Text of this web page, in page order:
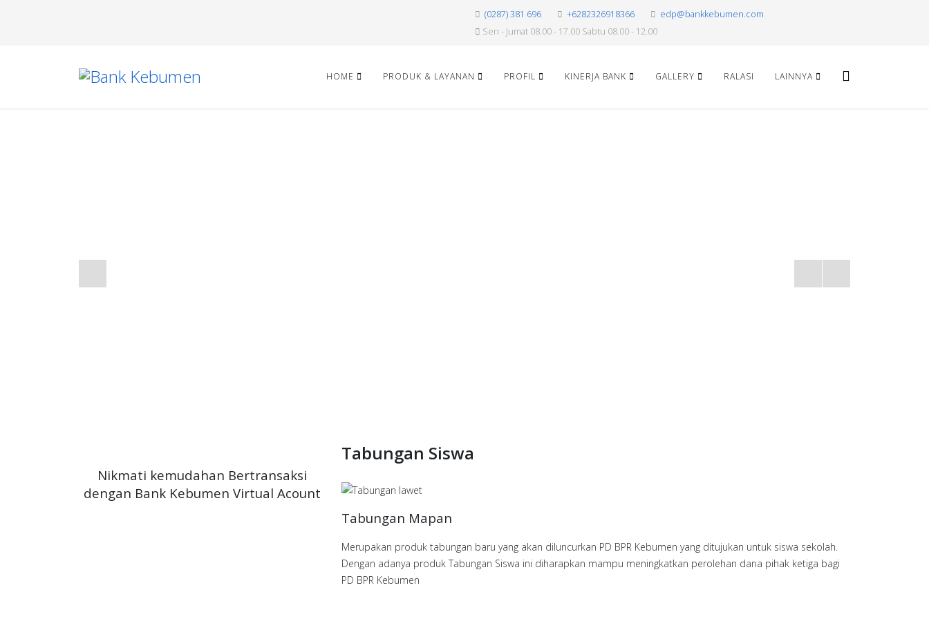
(0287) 381 696 +6282326918366
edp@bankkebumen.com
Sen - Jumat 08.00 - 17.00 Sabtu 08.00 - 12.00
HOME PRODUK & LAYANAN PROFIL KINERJA BANK GALLERY RALASI LAINNYA
Nikmati kemudahan Bertransaksi
dengan Bank Kebumen Virtual Acount
Tabungan Siswa
Tabungan Mapan
Merupakan produk tabungan baru yang akan diluncurkan PD BPR Kebumen yang ditujukan untuk siswa sekolah.
Dengan adanya produk Tabungan Siswa ini diharapkan mampu meningkatkan perolehan dana pihak ketiga bagi
PD BPR Kebumen